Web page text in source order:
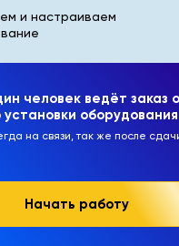
человек ведёт заказ
установки
на связи, так же после
Начать работу
и настраиваем